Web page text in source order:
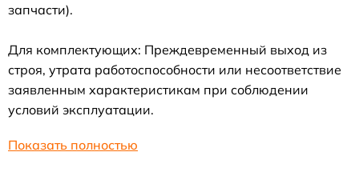
запчасти).
Для комплектующих: Преждевременный выход из
строя, утрата работоспособности или несоответствие
заявленным характеристикам при соблюдении
условий эксплуатации.
Показать полностью